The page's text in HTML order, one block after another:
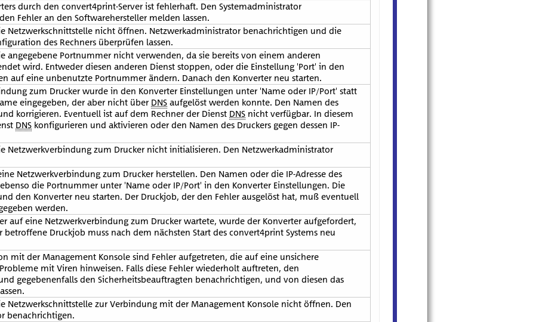
durch den convert4print-Server ist fehlerhaft. Den Systemadministrator
Fehler an den Softwarehersteller melden lassen.
Netzwerkschnittstelle nicht öffnen. Netzwerkadministrator benachrichtigen und die
des Rechners überprüfen lassen.
angegebene Portnummer nicht verwenden, da sie bereits von einem anderen
wird. Entweder diesen anderen Dienst stoppen, oder die Einstellung 'Port' in den
auf eine unbenutzte Portnummer ändern. Danach den Konverter neu starten.
zum Drucker wurde in den Konverter Einstellungen unter 'Name oder IP/Port' statt
eingegeben, der aber nicht über DNS aufgelöst werden konnte. Den Namen des
korrigieren. Eventuell ist auf dem Rechner der Dienst DNS nicht verfügbar. In diesem
DNS konfigurieren und aktivieren oder den Namen des Druckers gegen dessen IP-
Netzwerkverbindung zum Drucker nicht initialisieren. Den Netzwerkadministrator
Netzwerkverbindung zum Drucker herstellen. Den Namen oder die IP-Adresse des
die Portnummer unter 'Name oder IP/Port' in den Konverter Einstellungen. Die
den Konverter neu starten. Der Druckjob, der den Fehler ausgelöst hat, muß eventuell
werden.
auf eine Netzwerkverbindung zum Drucker wartete, wurde der Konverter aufgefordert,
betroffene Druckjob muss nach dem nächsten Start des convert4print Systems neu
mit der Management Konsole sind Fehler aufgetreten, die auf eine unsichere
mit Viren hinweisen. Falls diese Fehler wiederholt auftreten, den
gegebenenfalls den Sicherheitsbeauftragten benachrichtigen, und von diesen das
Netzwerkschnittstelle zur Verbindung mit der Management Konsole nicht öffnen. Den
benachrichtigen.